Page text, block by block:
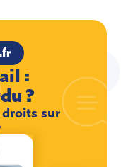
:
?
sur